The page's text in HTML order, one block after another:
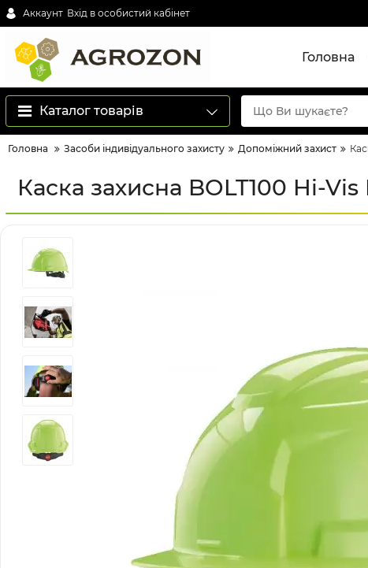
Аккаунт Вхід в особистий кабінет
Головна
Каталог товарів
Головна Засоби індивідуального захисту Допоміжний захист
Каска захисна BOLT100 Hi-